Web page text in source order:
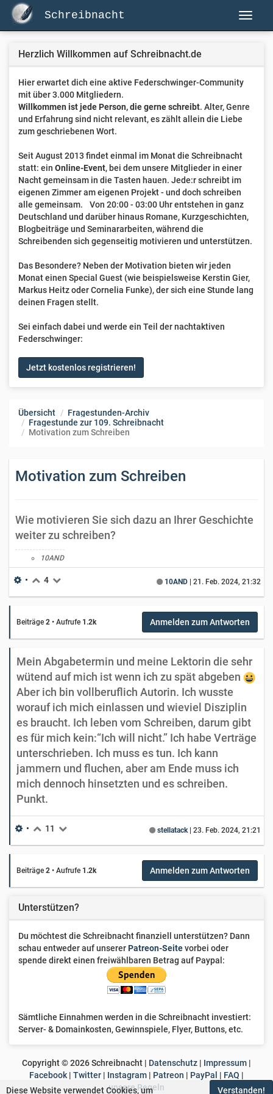
Schreibnacht
Herzlich Willkommen auf Schreibnacht.de
Hier erwartet dich eine aktive Federschwinger-Community
mit über 3.000 Mitgliedern.
Willkommen ist jede Person, die gerne schreibt. Alter, Genre
und Erfahrung sind nicht relevant, es zählt allein die Liebe
zum geschriebenen Wort.
Seit August 2013 findet einmal im Monat die Schreibnacht
statt: ein Online-Event, bei dem unsere Mitglieder in einer
Nacht gemeinsam in die Tasten hauen. Jede:r schreibt im
eigenen Zimmer am eigenen Projekt - und doch schreiben
alle gemeinsam. Von 20:00 - 03:00 Uhr entstehen in ganz
Deutschland und darüber hinaus Romane, Kurzgeschichten,
Blogbeiträge und Seminararbeiten, während die
Schreibenden sich gegenseitig motivieren und unterstützen.
Das Besondere? Neben der Motivation bieten wir jeden
Monat einen Special Guest (wie beispielsweise Kerstin Gier,
Markus Heitz oder Cornelia Funke), der sich eine Stunde lang
deinen Fragen stellt.
Sei einfach dabei und werde ein Teil der nachtaktiven
Federschwinger:
Jetzt kostenlos registrieren!
Übersicht
Fragestunden-Archiv
Fragestunde zur 109. Schreibnacht
Motivation zum Schreiben
Motivation zum Schreiben
Wie motivieren Sie sich dazu an Ihrer Geschichte
weiter zu schreiben?
10AND
10AND 21. Feb. 2024, 21:32
• 4
Beiträge 2 • Aufrufe 1.2k Anmelden zum Antworten
Mein Abgabetermin und meine Lektorin die sehr
wütend auf mich ist wenn ich zu spät abgeben
Aber ich bin vollberuflich Autorin. Ich wusste
worauf ich mich einlassen und wieviel Disziplin
es braucht. Ich leben vom Schreiben, darum gibt
es für mich kein:“Ich will nicht.” Ich habe Verträge
unterschrieben. Ich muss es tun. Ich kann
jammern und fluchen, aber am Ende muss ich
mich dennoch hinsetzten und es schreiben.
Punkt.
stellatack| 23. Feb. 2024, 21:21
• 11
Beiträge 2 • Aufrufe 1.2k Anmelden zum Antworten
Unterstützen?
Du möchtest die Schreibnacht finanziell unterstützen? Dann
schau entweder auf unsererPatreon-Seitevorbei oder
spende direkt einen freiwählbaren Betrag auf Paypal:
Sämtliche Einnahmen werden in die Schreibnacht investiert:
Server- & Domainkosten, Gewinnspiele, Flyer, Buttons, etc.
Copyright ©2026Schreibnacht | Datenschutz | Impressum |
Facebook | Twitter | Instagram | Patreon | PayPal | FAQ |
unsere Regeln
Verstanden!
Diese Website verwendet Cookies, um